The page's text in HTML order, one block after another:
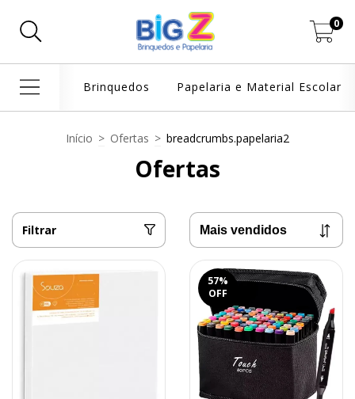
0
Brinquedos Papelaria e Material Escolar
Início > Ofertas > breadcrumbs.papelaria2
Ofertas
Filtrar
57%
OFF